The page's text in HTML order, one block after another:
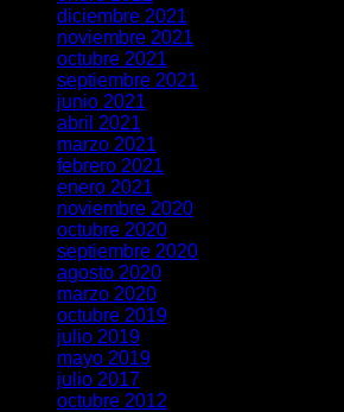
diciembre 2021
noviembre 2021
octubre 2021
septiembre 2021
junio 2021
abril 2021
marzo 2021
febrero 2021
enero 2021
noviembre 2020
octubre 2020
septiembre 2020
agosto 2020
marzo 2020
octubre 2019
julio 2019
mayo 2019
julio 2017
octubre 2012